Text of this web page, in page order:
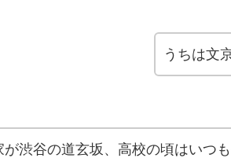
うちは文
が渋谷の道玄坂、高校の頃はいつ